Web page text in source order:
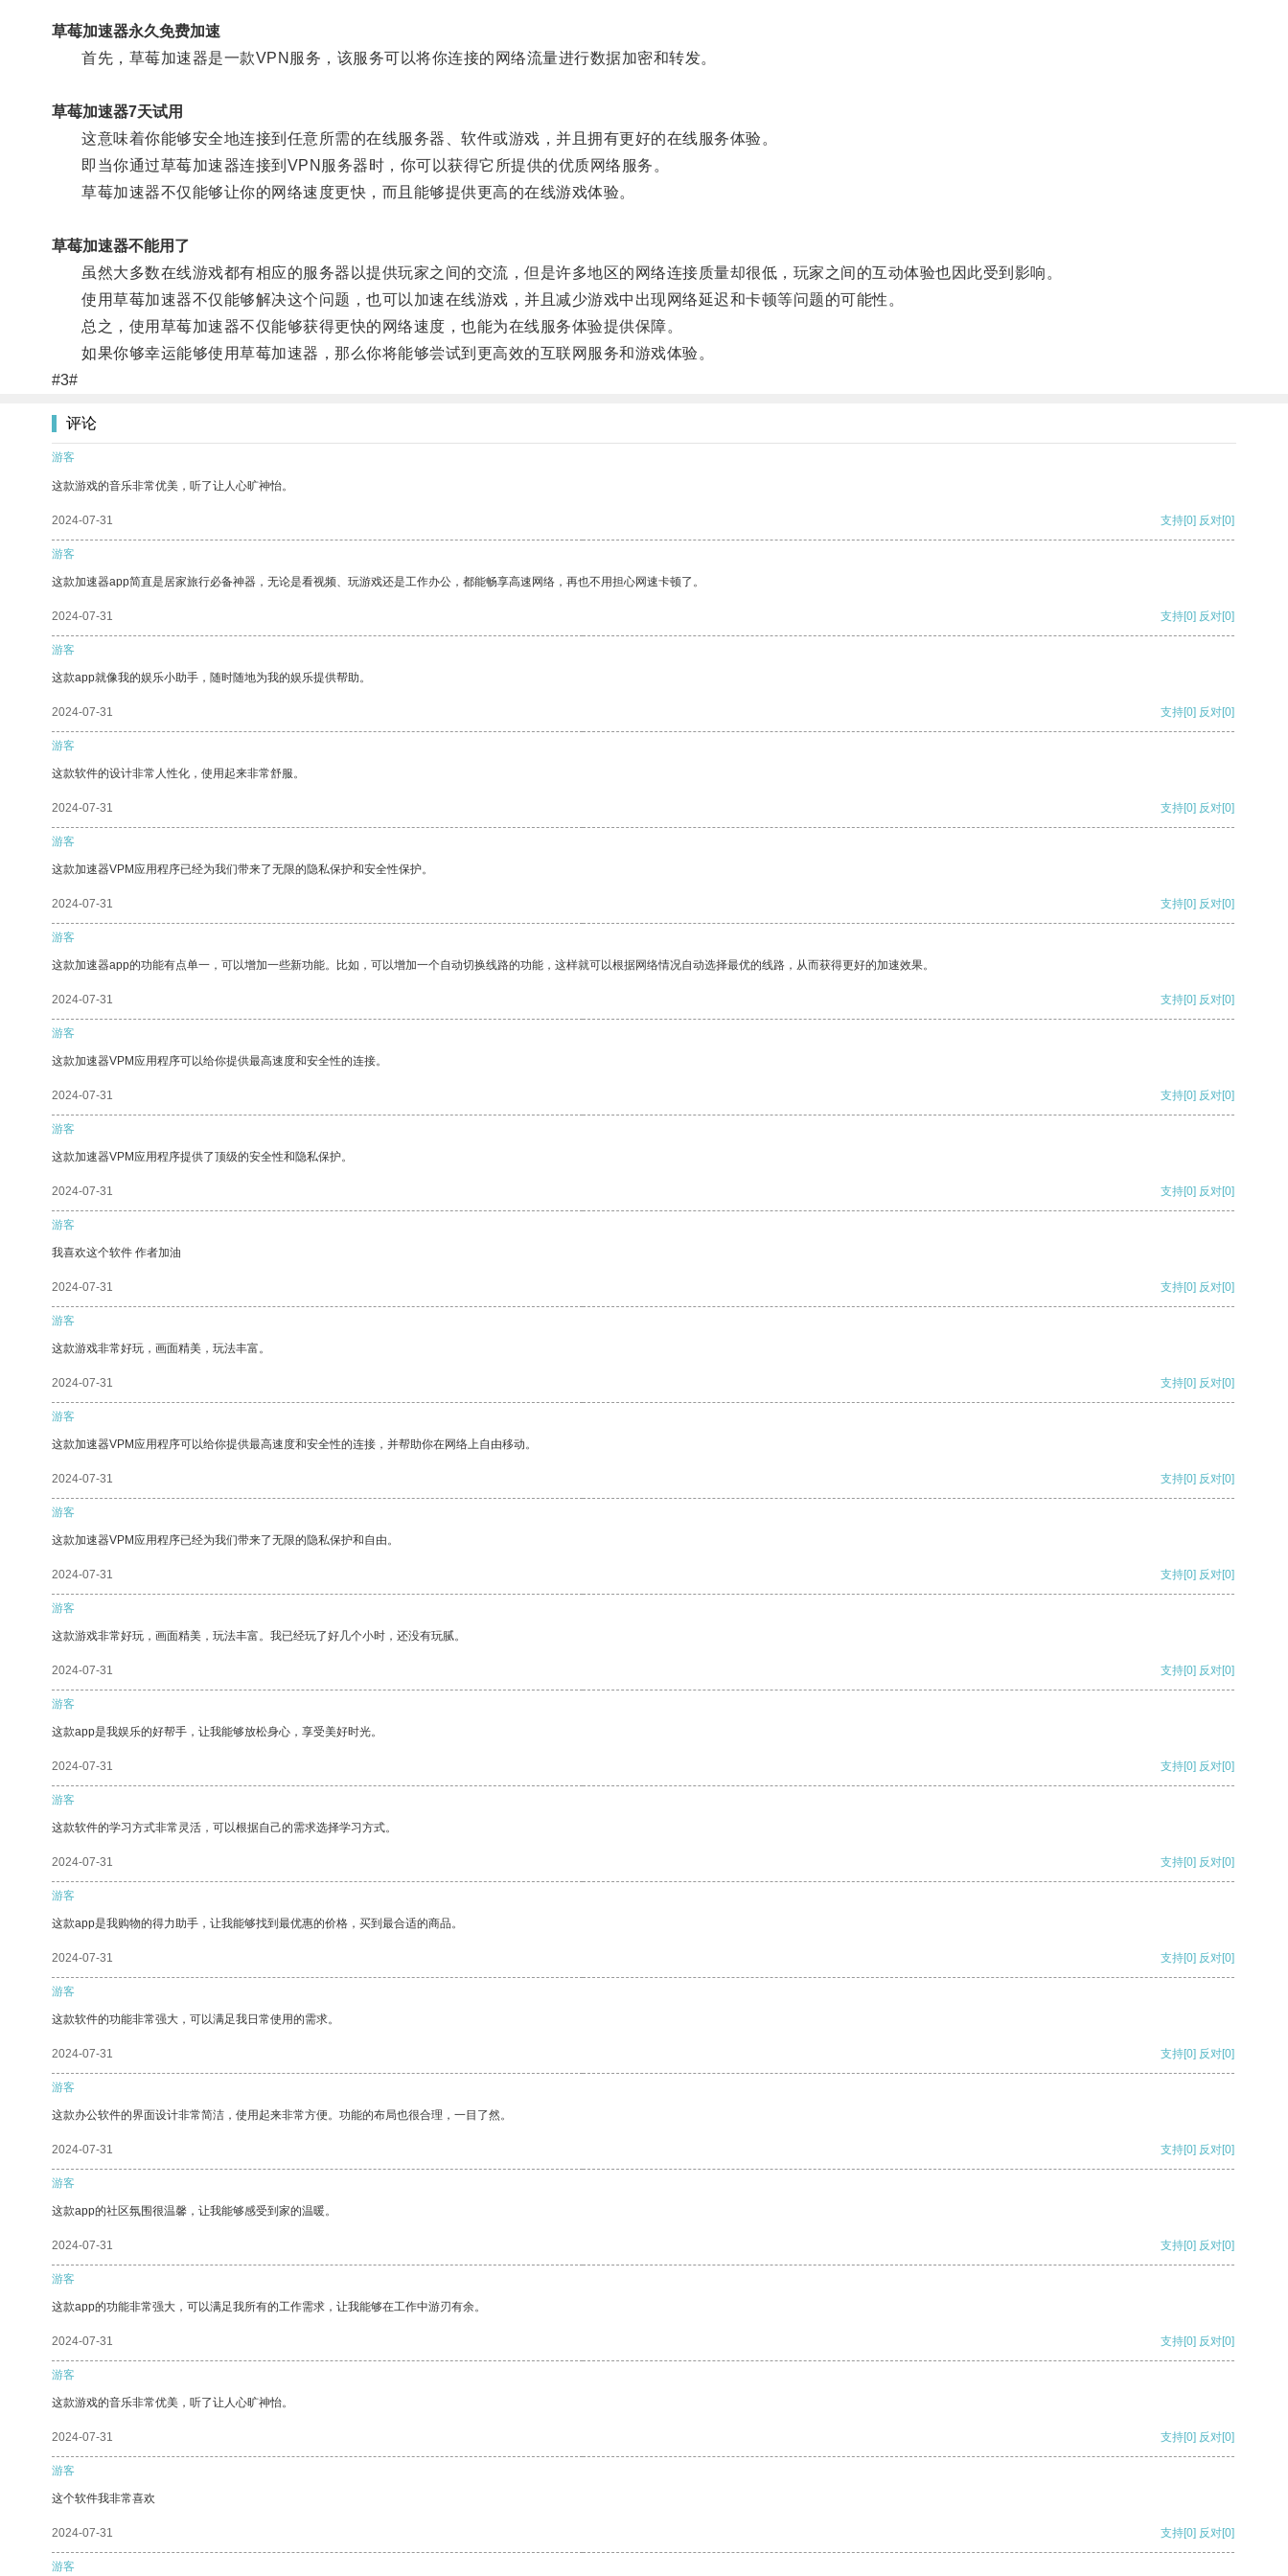
草莓加速器永久免费加速
首先，草莓加速器是一款VPN服务，该服务可以将你连接的网络流量进行数据加密和转发。
草莓加速器7天试用
这意味着你能够安全地连接到任意所需的在线服务器、软件或游戏，并且拥有更好的在线服务体验。
即当你通过草莓加速器连接到VPN服务器时，你可以获得它所提供的优质网络服务。
草莓加速器不仅能够让你的网络速度更快，而且能够提供更高的在线游戏体验。
草莓加速器不能用了
虽然大多数在线游戏都有相应的服务器以提供玩家之间的交流，但是许多地区的网络连接质量却很低，玩家之间的互动体验也因此受到影响。
使用草莓加速器不仅能够解决这个问题，也可以加速在线游戏，并且减少游戏中出现网络延迟和卡顿等问题的可能性。
总之，使用草莓加速器不仅能够获得更快的网络速度，也能为在线服务体验提供保障。
如果你够幸运能够使用草莓加速器，那么你将能够尝试到更高效的互联网服务和游戏体验。
#3#
评论
游客
这款游戏的音乐非常优美，听了让人心旷神怡。
2024-07-31 支持[0] 反对[0]
游客
这款加速器app简直是居家旅行必备神器，无论是看视频、玩游戏还是工作办公，都能畅享高速网络，再也不用担心网速卡顿了。
2024-07-31 支持[0] 反对[0]
游客
这款app就像我的娱乐小助手，随时随地为我的娱乐提供帮助。
2024-07-31 支持[0] 反对[0]
游客
这款软件的设计非常人性化，使用起来非常舒服。
2024-07-31 支持[0] 反对[0]
游客
这款加速器VPM应用程序已经为我们带来了无限的隐私保护和安全性保护。
2024-07-31 支持[0] 反对[0]
游客
这款加速器app的功能有点单一，可以增加一些新功能。比如，可以增加一个自动切换线路的功能，这样就可以根据网络情况自动选择最优的线路，从而获得更好的加速效果。
2024-07-31 支持[0] 反对[0]
游客
这款加速器VPM应用程序可以给你提供最高速度和安全性的连接。
2024-07-31 支持[0] 反对[0]
游客
这款加速器VPM应用程序提供了顶级的安全性和隐私保护。
2024-07-31 支持[0] 反对[0]
游客
我喜欢这个软件 作者加油
2024-07-31 支持[0] 反对[0]
游客
这款游戏非常好玩，画面精美，玩法丰富。
2024-07-31 支持[0] 反对[0]
游客
这款加速器VPM应用程序可以给你提供最高速度和安全性的连接，并帮助你在网络上自由移动。
2024-07-31 支持[0] 反对[0]
游客
这款加速器VPM应用程序已经为我们带来了无限的隐私保护和自由。
2024-07-31 支持[0] 反对[0]
游客
这款游戏非常好玩，画面精美，玩法丰富。我已经玩了好几个小时，还没有玩腻。
2024-07-31 支持[0] 反对[0]
游客
这款app是我娱乐的好帮手，让我能够放松身心，享受美好时光。
2024-07-31 支持[0] 反对[0]
游客
这款软件的学习方式非常灵活，可以根据自己的需求选择学习方式。
2024-07-31 支持[0] 反对[0]
游客
这款app是我购物的得力助手，让我能够找到最优惠的价格，买到最合适的商品。
2024-07-31 支持[0] 反对[0]
游客
这款软件的功能非常强大，可以满足我日常使用的需求。
2024-07-31 支持[0] 反对[0]
游客
这款办公软件的界面设计非常简洁，使用起来非常方便。功能的布局也很合理，一目了然。
2024-07-31 支持[0] 反对[0]
游客
这款app的社区氛围很温馨，让我能够感受到家的温暖。
2024-07-31 支持[0] 反对[0]
游客
这款app的功能非常强大，可以满足我所有的工作需求，让我能够在工作中游刃有余。
2024-07-31 支持[0] 反对[0]
游客
这款游戏的音乐非常优美，听了让人心旷神怡。
2024-07-31 支持[0] 反对[0]
游客
这个软件我非常喜欢
2024-07-31 支持[0] 反对[0]
游客